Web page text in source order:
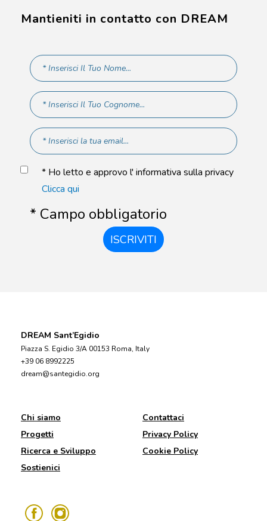
Mantieniti in contatto con DREAM
* Ho letto e approvo l' informativa sulla privacy
Clicca qui
* Campo obbligatorio
ISCRIVITI
DREAM Sant’Egidio
Piazza S. Egidio 3/A 00153 Roma, Italy
+39 06 8992225
dream@santegidio.org
Chi siamo
Progetti
Ricerca e Sviluppo
Sostienici
Contattaci
Privacy Policy
Cookie Policy